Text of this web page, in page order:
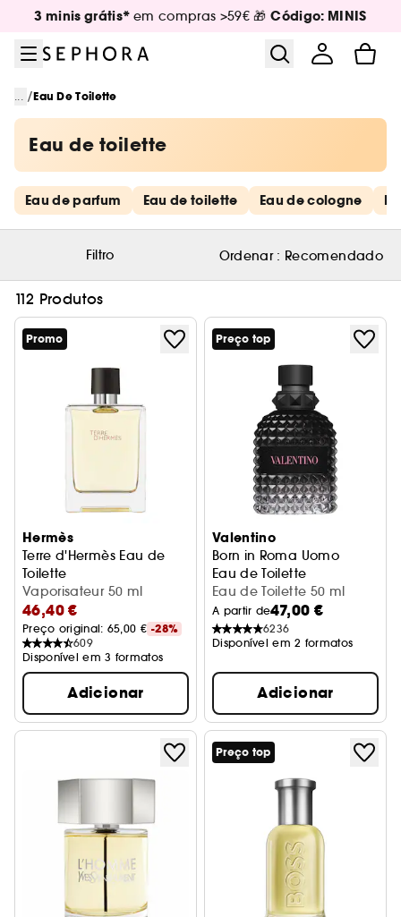
Ir para o menu
Ir para o conteúdo principal
Ir para o rodapé
3 minis grátis* em compras >59€ 🎁Código: MINIS
... /Eau De Toilette
Eau de toilette
Saltar os links rápidos
Eau de parfum Eau de toilette Eau de cologne
Filtro Ordenar : Recomendado
112 Produtos
Promo
Hermès
Terre d'Hermès Eau de
Toilette
Vaporisateur 50 ml
46,40 €
Preço original: 65,00 € -28%
609
Disponível em 3 formatos
Adicionar
Preço top
Valentino
Born in Roma Uomo
Eau de Toilette
Eau de Toilette 50 ml
A partir de47,00 €
6236
Disponível em 2 formatos
Adicionar
Preço top